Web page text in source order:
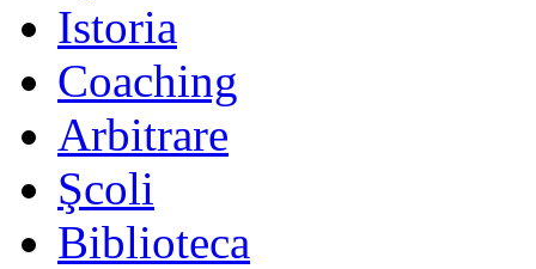
Istoria
Coaching
Arbitrare
Şcoli
Biblioteca